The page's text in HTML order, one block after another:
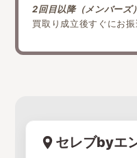
2回目以降（メンバーズ）
買取り成立後すぐにお振
セレブbyエ